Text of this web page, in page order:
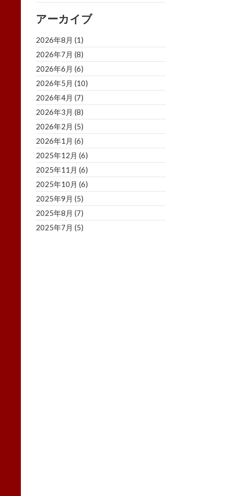
アーカイブ
2026年8月 (1)
2026年7月 (8)
2026年6月 (6)
2026年5月 (10)
2026年4月 (7)
2026年3月 (8)
2026年2月 (5)
2026年1月 (6)
2025年12月 (6)
2025年11月 (6)
2025年10月 (6)
2025年9月 (5)
2025年8月 (7)
2025年7月 (5)